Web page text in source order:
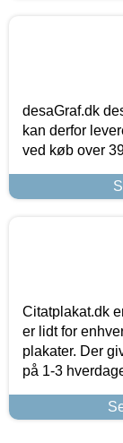
desaGraf.dk
kan derfor
ved køb over
Citatplakat.dk
er lidt for
plakater. Der
på 1-3